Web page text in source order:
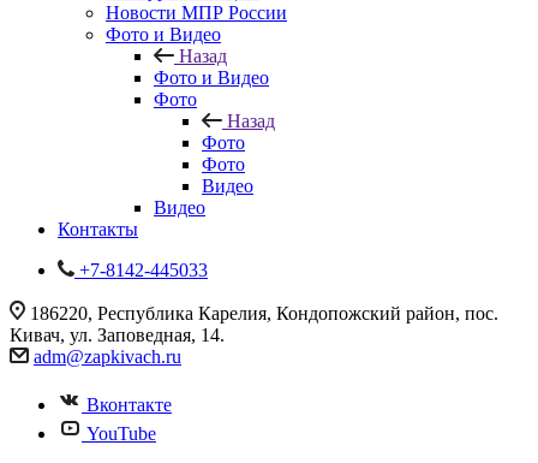
Новости МПР России
Фото и Видео
Назад
Фото и Видео
Фото
Назад
Фото
Фото
Видео
Видео
Контакты
+7-8142-445033
186220, Республика Карелия, Кондопожский район, пос.
Кивач, ул. Заповедная, 14.
adm@zapkivach.ru
Вконтакте
YouTube